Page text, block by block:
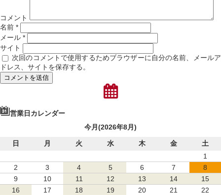
コメント
名前 *
メール *
サイト
次回のコメントで使用するためブラウザーに自分の名前、メールア
ドレス、サイトを保存する。
営業日カレンダー
今月(2026年8月)
日 月 火 水 木 金
土
1
2
3 4 5 6 7
8
9
10 11 12 13 14
15
16
17 18 19 20 21
22